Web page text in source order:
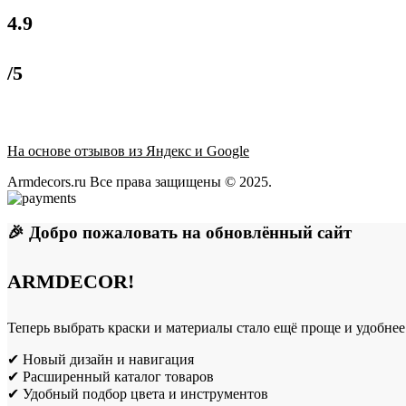
4.9
/5
На основе отзывов из Яндекс и Google
Armdecors.ru Все права защищены © 2025. ​
🎉 Добро пожаловать на обновлённый сайт
ARMDECOR!
Теперь выбрать краски и материалы стало ещё проще и
✔ Новый дизайн и навигация
✔ Расширенный каталог товаров
✔ Удобный подбор цвета и инструментов